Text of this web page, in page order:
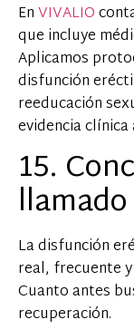
EnVIVALIO
que incluye
Aplicamos
disfunción
reeducación
evidencia
15.
La disfunción
real, frecuente
Cuanto antes
recuperación.